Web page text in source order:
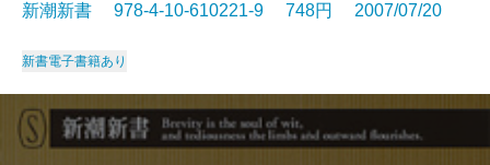
新潮新書 978-4-10-610221-9 748円 2007/07/20
新書電子書籍あり